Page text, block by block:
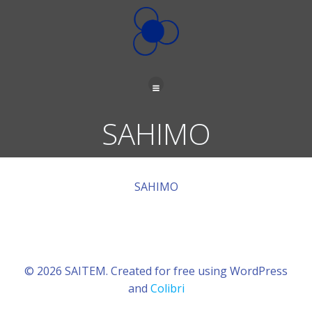
İçeriğe
geç
SAHIMO
SAHIMO
© 2026 SAITEM. Created for free using WordPress
and Colibri